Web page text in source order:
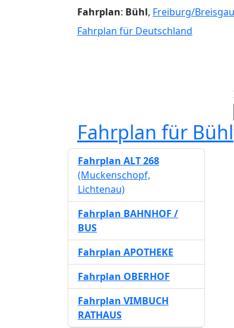
Fahrplan: Bühl, Freiburg/Breisgau
Fahrplan für Deutschland
Fahrplan für Bühl
Fahrplan ALT 268
(Muckenschopf,
Lichtenau)
Fahrplan BAHNHOF /
BUS
Fahrplan APOTHEKE
Fahrplan OBERHOF
Fahrplan VIMBUCH
RATHAUS